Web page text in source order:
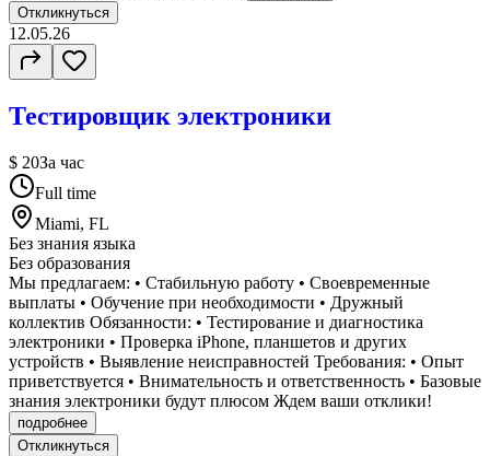
Откликнуться
12.05.26
Тестировщик электроники
$ 20За час
Full time
Miami, FL
Без знания языка
Без образования
Мы предлагаем: • Стабильную работу • Своевременные
выплаты • Обучение при необходимости • Дружный
коллектив Обязанности: • Тестирование и диагностика
электроники • Проверка iPhone, планшетов и других
устройств • Выявление неисправностей Требования: • Опыт
приветствуется • Внимательность и ответственность • Базовые
знания электроники будут плюсом Ждем ваши отклики!
подробнее
Откликнуться